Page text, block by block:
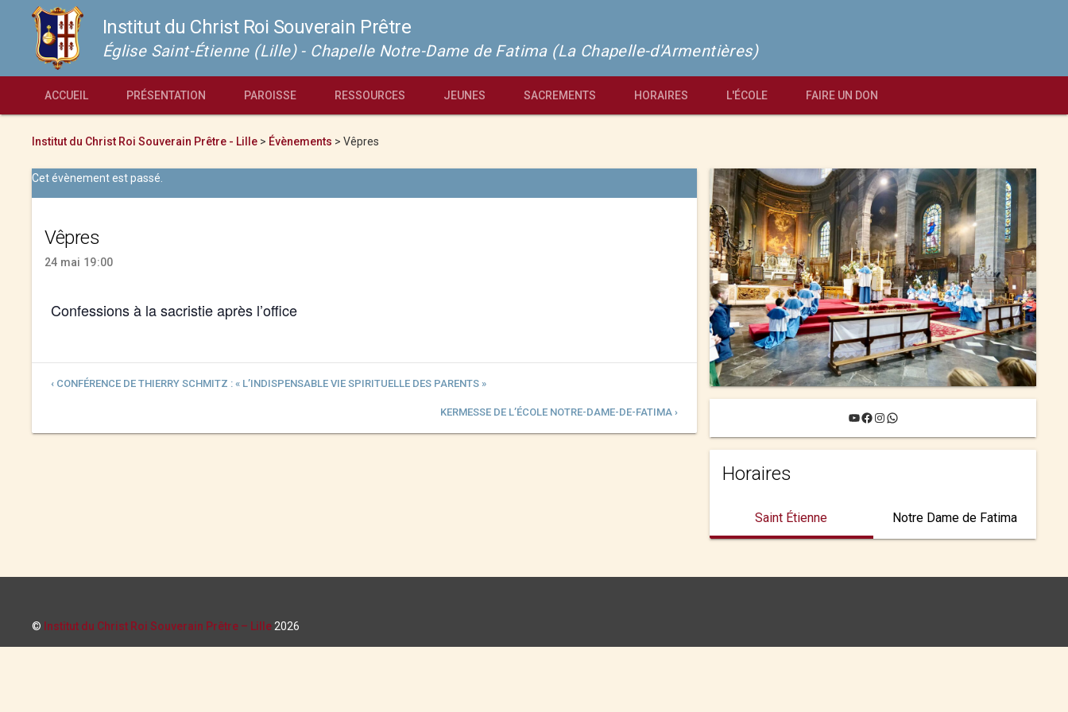
Institut du Christ Roi Souverain Prêtre
Église Saint-Étienne (Lille) - Chapelle Notre-Dame de Fatima (La Chapelle-d'Armentières)
ACCUEIL PRÉSENTATION PAROISSE RESSOURCES JEUNES SACREMENTS HORAIRES L'ÉCOLE FAIRE UN DON
Institut du Christ Roi Souverain Prêtre - Lille > Évènements > Vêpres
Cet évènement est passé.
Vêpres
24 mai 19:00
Confessions à la sacristie après l’office
‹ CONFÉRENCE DE THIERRY SCHMITZ : « L’INDISPENSABLE VIE SPIRITUELLE DES PARENTS »
KERMESSE DE L’ÉCOLE NOTRE-DAME-DE-FATIMA › YouTube
Facebook
Instagram
WhatsApp
Horaires
Saint Étienne Notre Dame de Fatima
© Institut du Christ Roi Souverain Prêtre – Lille 2026